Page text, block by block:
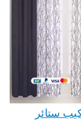
فني تركيب ستائر